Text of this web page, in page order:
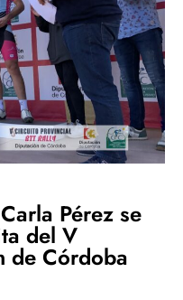
Pérez se
del V
de Córdoba